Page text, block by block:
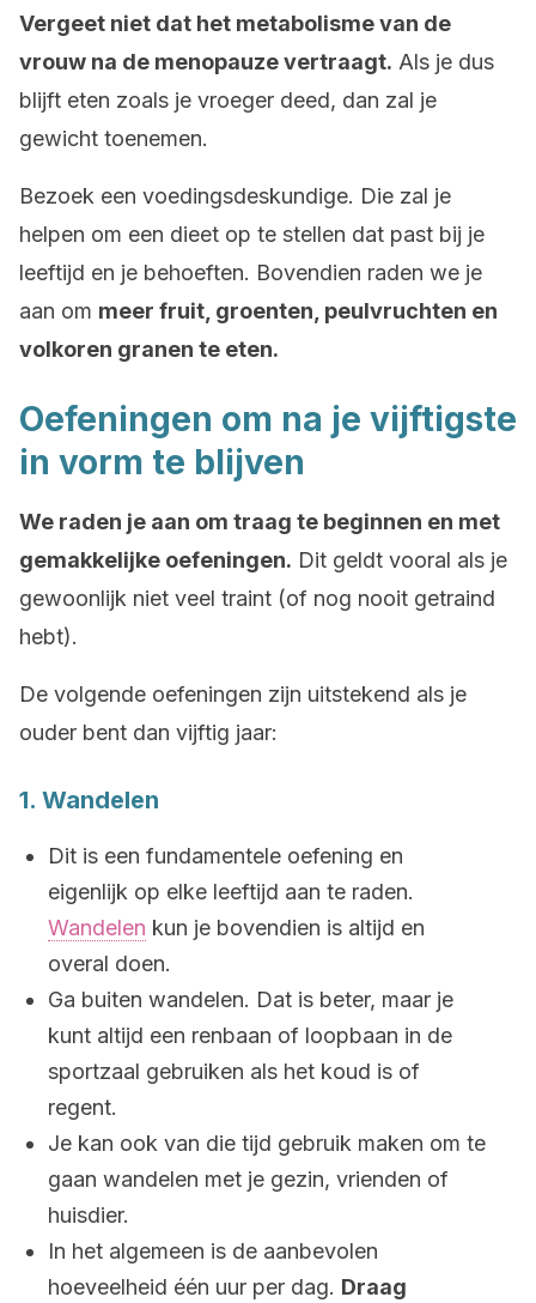
Vergeet niet dat het metabolisme van de
vrouw na de menopauze vertraagt. Als je dus
blijft eten zoals je vroeger deed, dan zal je
gewicht toenemen.
Bezoek een voedingsdeskundige. Die zal je
helpen om een dieet op te stellen dat past bij je
leeftijd en je behoeften. Bovendien raden we je
aan om meer fruit, groenten, peulvruchten en
volkoren granen te eten.
Oefeningen om na je vijftigste
in vorm te blijven
We raden je aan om traag te beginnen en met
gemakkelijke oefeningen. Dit geldt vooral als je
gewoonlijk niet veel traint (of nog nooit getraind
hebt).
De volgende oefeningen zijn uitstekend als je
ouder bent dan vijftig jaar:
1. Wandelen
Dit is een fundamentele oefening en
eigenlijk op elke leeftijd aan te raden.
Wandelen kun je bovendien is altijd en
overal doen.
Ga buiten wandelen. Dat is beter, maar je
kunt altijd een renbaan of loopbaan in de
sportzaal gebruiken als het koud is of
regent.
Je kan ook van die tijd gebruik maken om te
gaan wandelen met je gezin, vrienden of
huisdier.
In het algemeen is de aanbevolen
hoeveelheid één uur per dag. Draag